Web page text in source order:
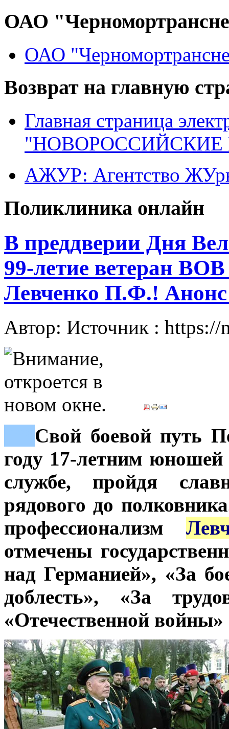
ОАО
ОАО
Возврат на главную
Главная страница
"НОВОРОССИЙСКИЕ
АЖУР: Агентство
Поликлиника онлайн
В преддверии Дня
99-летие ветеран
Левченко П.Ф.!
Автор: Источник : https://
Свой боевой путь
году 17-летним юношей
службе, пройдя
рядового до
профессионализм
отмечены
над Германией», «За
доблесть», «За
«Отечественной войны»